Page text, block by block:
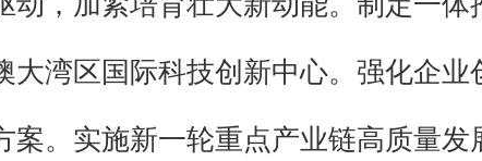
大湾区国际科技创新中心。强化企
案。实施新一轮重点产业链高质量